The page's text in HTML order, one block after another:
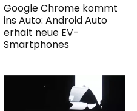
Google Chrome kommt
ins Auto: Android Auto
erhält neue EV-
Smartphones